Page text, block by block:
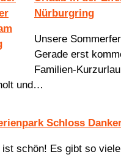
Nürburgring
Unsere
Gerade erst
Familien-
und…
Schloss
ist schön! Es gibt so